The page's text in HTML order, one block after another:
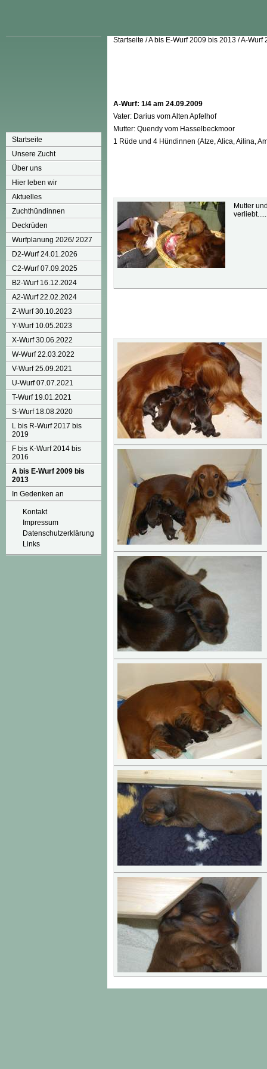
Startseite
Unsere Zucht
Über uns
Hier leben wir
Aktuelles
Zuchthündinnen
Deckrüden
Wurfplanung 2026/ 2027
D2-Wurf 24.01.2026
C2-Wurf 07.09.2025
B2-Wurf 16.12.2024
A2-Wurf 22.02.2024
Z-Wurf 30.10.2023
Y-Wurf 10.05.2023
X-Wurf 30.06.2022
W-Wurf 22.03.2022
V-Wurf 25.09.2021
U-Wurf 07.07.2021
T-Wurf 19.01.2021
S-Wurf 18.08.2020
L bis R-Wurf 2017 bis
2019
F bis K-Wurf 2014 bis
2016
A bis E-Wurf 2009 bis
2013
In Gedenken an
Kontakt
Impressum
Datenschutzerklärung
Links
Startseite /A bis E-Wurf 2009 bis 2013 /A-Wurf
A-Wurf: 1/4 am 24.09.2009
Vater: Darius vom Alten Apfelhof
Mutter: Quendy vom Hasselbeckmoor
1 Rüde und 4 Hündinnen (Atze, Alica, Ailina,
Mutter
verliebt.....